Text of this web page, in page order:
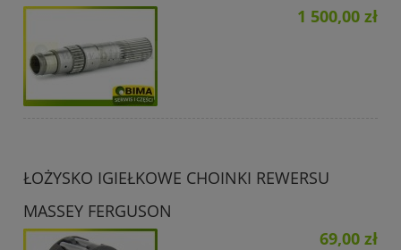
1 500,00 zł
ŁOŻYSKO IGIEŁKOWE CHOINKI REWERSU
MASSEY FERGUSON
69,00 zł